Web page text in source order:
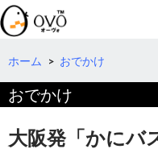
検
索
コ
テ
ツ
へ
動
ホーム > おでかけ
おでかけ
大阪発「かにバ